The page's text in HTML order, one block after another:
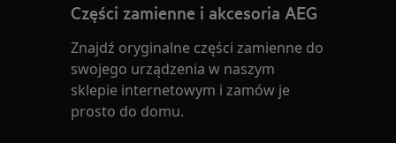
Części zamienne i akcesoria AEG
Znajdź oryginalne części zamienne do
swojego urządzenia w naszym
sklepie internetowym i zamów je
prosto do domu.